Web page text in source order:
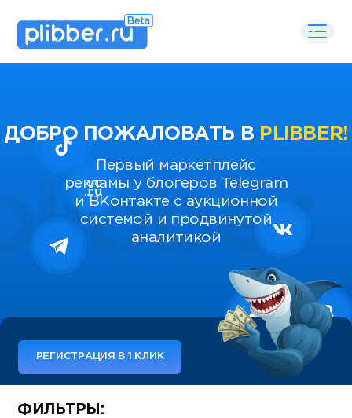
ДОБРО ПОЖАЛОВАТЬ В PLIBBER!
Первый маркетплейс
рекламы у блогеров Telegram
и ВКонтакте с аукционной
системой и продвинутой
аналитикой
РЕГИСТРАЦИЯ В 1 КЛИК
Some SEO Title
ФИЛЬТРЫ: